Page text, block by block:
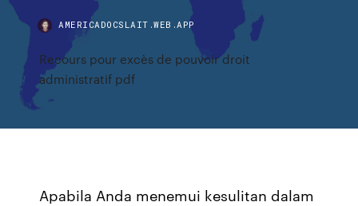
AMERICADOCSLAIT.WEB.APP
Recours pour excès de pouvoir droit
administratif pdf
Apabila Anda menemui kesulitan dalam